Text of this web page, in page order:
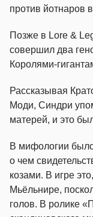
против йотнаров
Позже в Lore &
совершил два
Королями-
Рассказывая
Моди, Синдри
матерей, и это
В мифологии было
о чем
козами. В игре
Мьёльнире,
голов. В ролике